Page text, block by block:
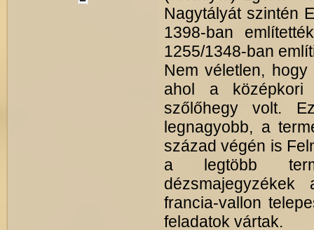
Nagytályát szintén
1398-ban
1255/1348-ban
Nem véletlen,
ahol a középkori
szőlőhegy volt.
legnagyobb, a
század végén is
a legtöbb
francia-vallon
feladatok vártak.